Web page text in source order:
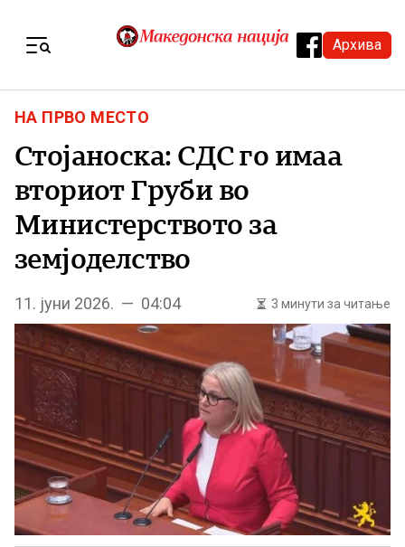
Архива
НА ПРВО МЕСТО
Стојаноска: СДС го имаа
вториот Груби во
Министерството за
земјоделство
11. јуни 2026. — 04:04 3 минути за читање